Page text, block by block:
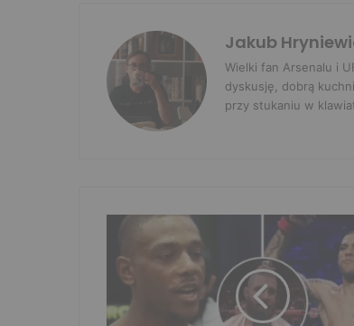
Jakub
Wielki fan Arsenalu i
dyskusję, dobrą
przy stukaniu w